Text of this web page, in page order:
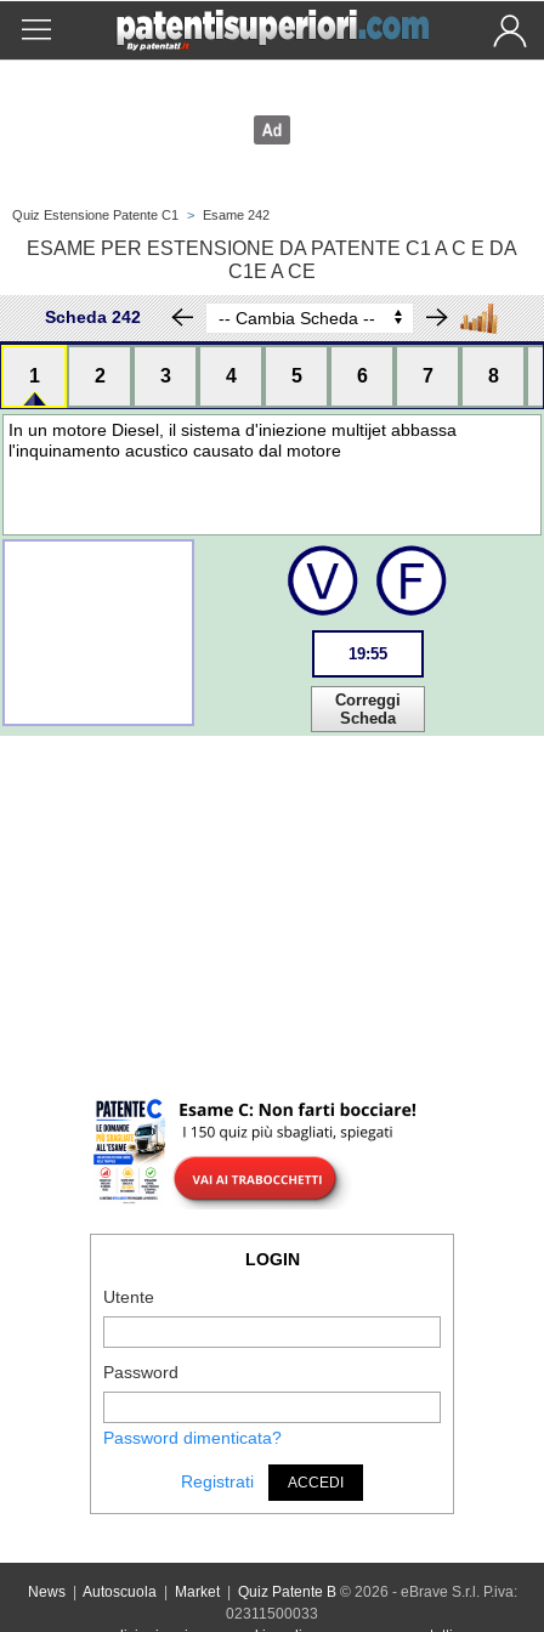
Quiz Estensione Patente C1 > Esame 242
ESAME PER ESTENSIONE DA PATENTE C1 A C E DA
C1E A CE
Scheda 242
1 2 3 4 5 6 7 8
In un motore Diesel, il sistema d'iniezione multijet abbassa
l'inquinamento acustico causato dal motore
19:55
Correggi
Scheda
LOGIN
Utente
Password
Password dimenticata?
Registrati ACCEDI
News| Autoscuola| Market| Quiz Patente B© 2026 - eBrave S.r.l. P.iva:
02311500033